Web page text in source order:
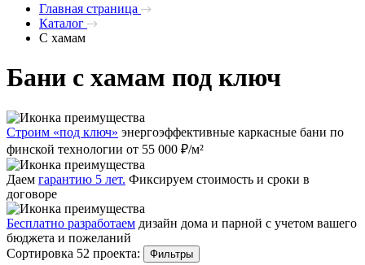
Главная страница
Каталог
С хамам
Бани с хамам под ключ
Строим «под ключ» энергоэффективные каркасные бани по
финской технологии от 55 000 ₽/м²
Даем гарантию 5 лет. Фиксируем стоимость и сроки в
договоре
Бесплатно разработаем дизайн дома и парной с учетом вашего
бюджета и пожеланий
Сортировка 52 проекта:
Фильтры